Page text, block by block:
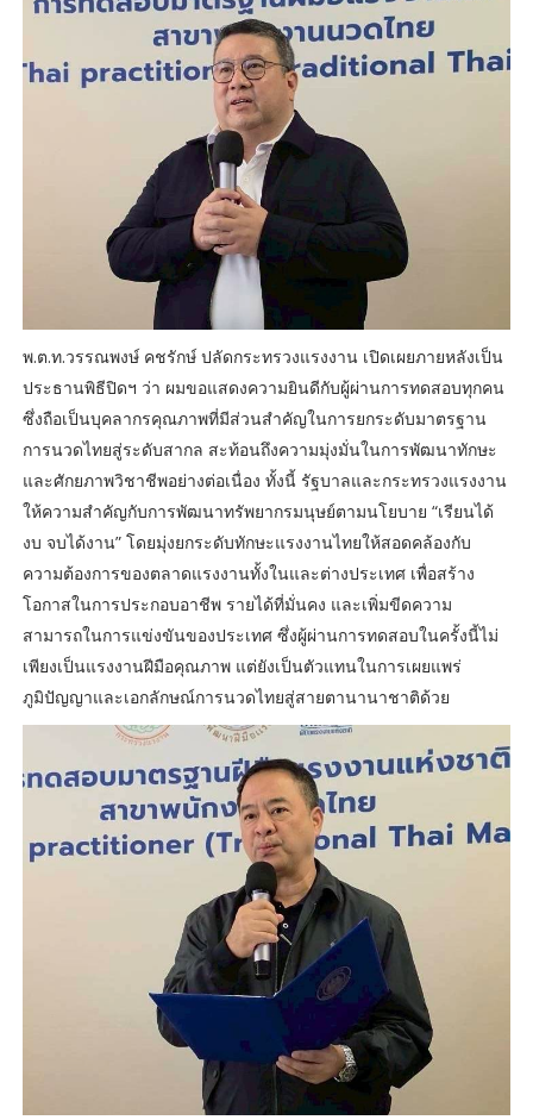
พ.ต.ท.วรรณพงษ์ คชรักษ์ ปลัดกระทรวงแรงงาน เปิดเผยภายหลังเป็น
ประธานพิธีปิดฯ ว่า ผมขอแสดงความยินดีกับผู้ผ่านการทดสอบทุกคน
ซึ่งถือเป็นบุคลากรคุณภาพที่มีส่วนสำคัญในการยกระดับมาตรฐาน
การนวดไทยสู่ระดับสากล สะท้อนถึงความมุ่งมั่นในการพัฒนาทักษะ
และศักยภาพวิชาชีพอย่างต่อเนื่อง ทั้งนี้ รัฐบาลและกระทรวงแรงงาน
ให้ความสำคัญกับการพัฒนาทรัพยากรมนุษย์ตามนโยบาย “เรียนได้
งบ จบได้งาน” โดยมุ่งยกระดับทักษะแรงงานไทยให้สอดคล้องกับ
ความต้องการของตลาดแรงงานทั้งในและต่างประเทศ เพื่อสร้าง
โอกาสในการประกอบอาชีพ รายได้ที่มั่นคง และเพิ่มขีดความ
สามารถในการแข่งขันของประเทศ ซึ่งผู้ผ่านการทดสอบในครั้งนี้ไม่
เพียงเป็นแรงงานฝีมือคุณภาพ แต่ยังเป็นตัวแทนในการเผยแพร่
ภูมิปัญญาและเอกลักษณ์การนวดไทยสู่สายตานานาชาติด้วย